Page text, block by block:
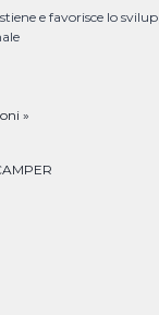
e favorisce lo
»